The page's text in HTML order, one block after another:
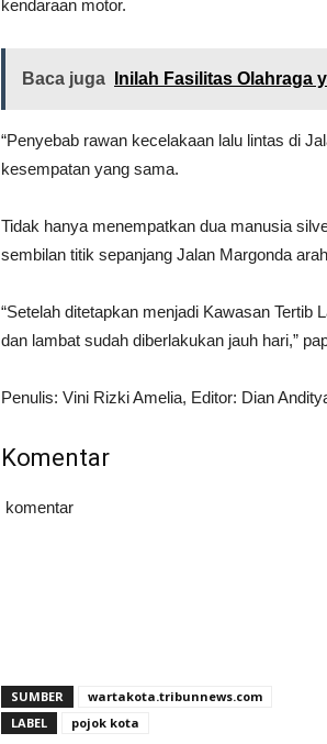
kendaraan motor.
Baca juga Inilah Fasilitas Olahraga
“Penyebab rawan kecelakaan lalu lintas di
kesempatan yang sama.
Tidak hanya menempatkan dua manusia
sembilan titik sepanjang Jalan Margonda
“Setelah ditetapkan menjadi Kawasan
dan lambat sudah diberlakukan jauh hari,”
Penulis: Vini Rizki Amelia, Editor: Dian
Komentar
komentar
SUMBER
wartakota.tribunnews.com
LABEL
pojok kota